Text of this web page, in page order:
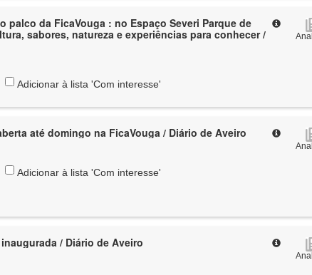
palco da FicaVouga : no Espaço Severi Parque de
sabores, natureza e experiências para conhecer /
Adicionar à lista 'Com interesse'
até domingo na FicaVouga / Diário de Aveiro
Adicionar à lista 'Com interesse'
/ Diário de Aveiro